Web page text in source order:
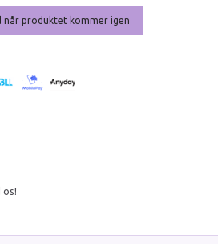
når produktet kommer igen
os!